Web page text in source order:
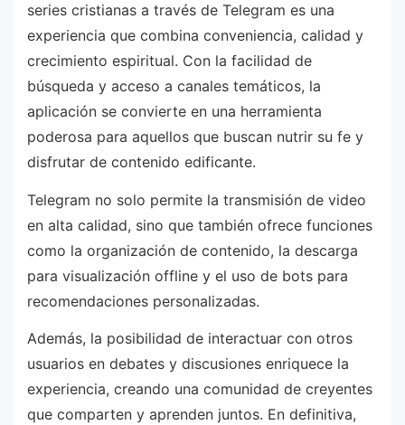
series cristianas a través de Telegram es una
experiencia que combina conveniencia, calidad y
crecimiento espiritual. Con la facilidad de
búsqueda y acceso a canales temáticos, la
aplicación se convierte en una herramienta
poderosa para aquellos que buscan nutrir su fe y
disfrutar de contenido edificante.
Telegram no solo permite la transmisión de video
en alta calidad, sino que también ofrece funciones
como la organización de contenido, la descarga
para visualización offline y el uso de bots para
recomendaciones personalizadas.
Además, la posibilidad de interactuar con otros
usuarios en debates y discusiones enriquece la
experiencia, creando una comunidad de creyentes
que comparten y aprenden juntos. En definitiva,